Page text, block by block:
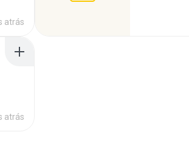
atrás
atrás